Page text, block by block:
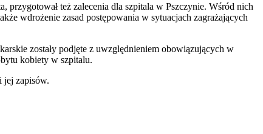
przygotował też zalecenia dla szpitala w Pszczynie. Wśród nich
wdrożenie zasad postępowania w sytuacjach zagrażających
zostały podjęte z uwzględnieniem obowiązujących w
kobiety w szpitalu.
jej zapisów.